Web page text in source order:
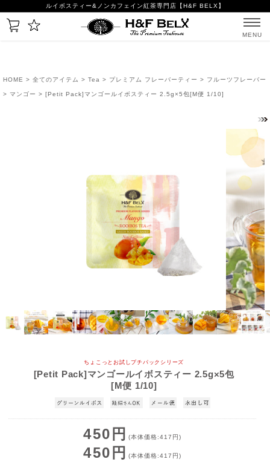
ルイボスティー&ノンカフェイン紅茶専門店【H&F BELX】
MENU
HOME > 全てのアイテム > Tea > プレミアム フレーバーティー > フルーツフレーバー
> マンゴー > [Petit Pack]マンゴールイボスティー 2.5g×5包[M便 1/10]
ちょこっとお試しプチパックシリーズ
[Petit Pack]マンゴールイボスティー 2.5g×5包
[M便 1/10]
450円 (本体価格:417円)
450円 (本体価格:417円)